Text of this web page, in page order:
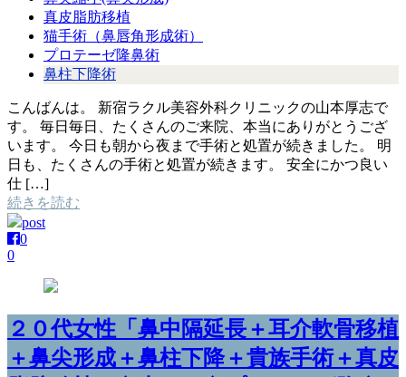
真皮脂肪移植
猫手術（鼻唇角形成術）
プロテーゼ隆鼻術
鼻柱下降術
こんばんは。 新宿ラクル美容外科クリニックの山本厚志で
す。 毎日毎日、たくさんのご来院、本当にありがとうござ
います。 今日も朝から夜まで手術と処置が続きました。 明
日も、たくさんの手術と処置が続きます。 安全にかつ良い
仕 […]
続きを読む
post
0
0
２０代女性「鼻中隔延長＋耳介軟骨移植
＋鼻尖形成＋鼻柱下降＋貴族手術＋真皮